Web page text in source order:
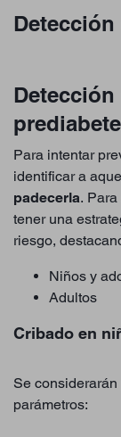
Para intentar
identificar a
padecerla.
tener una
riesgo,
Niños y
Adultos
Cribado en
Se
parámetros: